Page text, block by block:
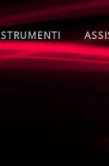
STRUMENTI